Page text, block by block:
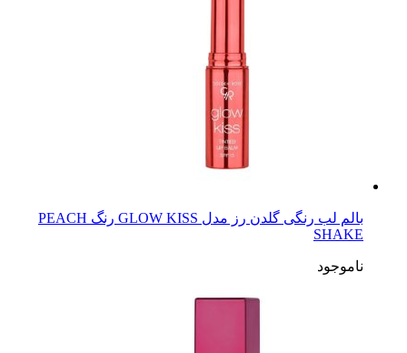
بالم لب رنگی گلدن رز مدل GLOW KISS رنگ PEACH
SHAKE
ناموجود